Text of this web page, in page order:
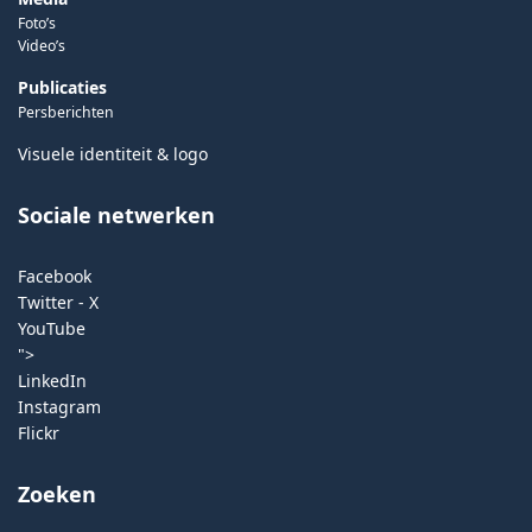
Foto’s
Video’s
Publicaties
Persberichten
Visuele identiteit & logo
Sociale netwerken
Facebook
Twitter - X
YouTube
">
LinkedIn
Instagram
Flickr
Zoeken